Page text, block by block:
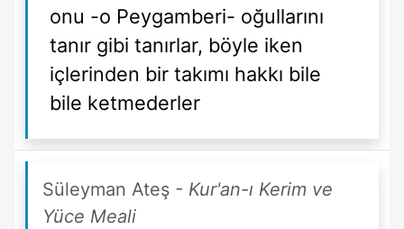
onu -o Peygamberi- oğullarını
tanır gibi tanırlar, böyle iken
içlerinden bir takımı hakkı bile
bile ketmederler
Süleyman Ateş - Kur'an-ı Kerim ve
Yüce Meali